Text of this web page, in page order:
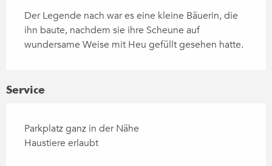
Der Legende nach war es eine kleine Bäuerin, die
ihn baute, nachdem sie ihre Scheune auf
wundersame Weise mit Heu gefüllt gesehen hatte.
Service
Parkplatz ganz in der Nähe
Haustiere erlaubt